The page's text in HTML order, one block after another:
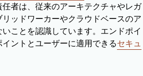
者は、従来のアーキテクチャやレガ
ッドワーカーやクラウドベースのア
ことを認識しています。エンドポイ
ントとユーザーに適用できるセキュ